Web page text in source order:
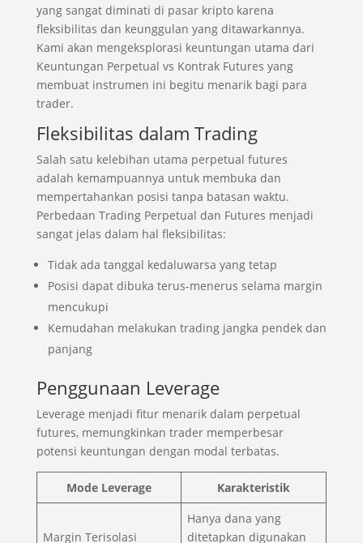
yang sangat diminati di pasar kripto karena
fleksibilitas dan keunggulan yang ditawarkannya.
Kami akan mengeksplorasi keuntungan utama dari
Keuntungan Perpetual vs Kontrak Futures yang
membuat instrumen ini begitu menarik bagi para
trader.
Fleksibilitas dalam Trading
Salah satu kelebihan utama perpetual futures
adalah kemampuannya untuk membuka dan
mempertahankan posisi tanpa batasan waktu.
Perbedaan Trading Perpetual dan Futures menjadi
sangat jelas dalam hal fleksibilitas:
Tidak ada tanggal kedaluwarsa yang tetap
Posisi dapat dibuka terus-menerus selama margin
mencukupi
Kemudahan melakukan trading jangka pendek dan
panjang
Penggunaan Leverage
Leverage menjadi fitur menarik dalam perpetual
futures, memungkinkan trader memperbesar
potensi keuntungan dengan modal terbatas.
Mode Leverage Karakteristik
Margin Terisolasi
Hanya dana yang
ditetapkan digunakan